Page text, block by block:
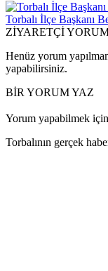
Torbalı İlçe Başkanı
ZİYARETÇİ
Henüz yorum
yapabilirsiniz.
BİR YORUM YAZ
Yorum yapabilmek için
Torbalının gerçek